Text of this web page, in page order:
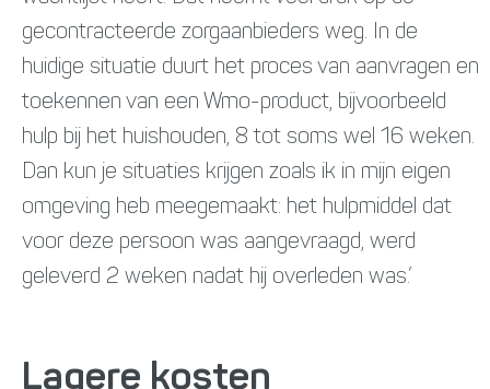
gecontracteerde zorgaanbieders weg. In de
huidige situatie duurt het proces van aanvragen en
toekennen van een Wmo-product, bijvoorbeeld
hulp bij het huishouden, 8 tot soms wel 16 weken.
Dan kun je situaties krijgen zoals ik in mijn eigen
omgeving heb meegemaakt: het hulpmiddel dat
voor deze persoon was aangevraagd, werd
geleverd 2 weken nadat hij overleden was.’
Lagere kosten